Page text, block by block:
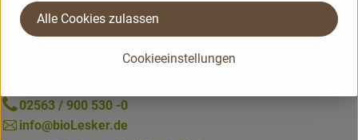
Du hast eine Frage? Unser Kundenservice hilft dir gerne:
Du erreichst uns telefonisch am besten von
02563 / 900 530 -0
info@bioLesker.de
Cookieeinstellungen
Alle Cookies zulassen